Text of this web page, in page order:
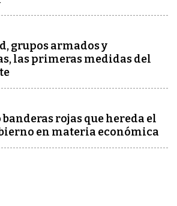
grupos armados y
las primeras medidas del
banderas rojas que hereda el
en materia económica